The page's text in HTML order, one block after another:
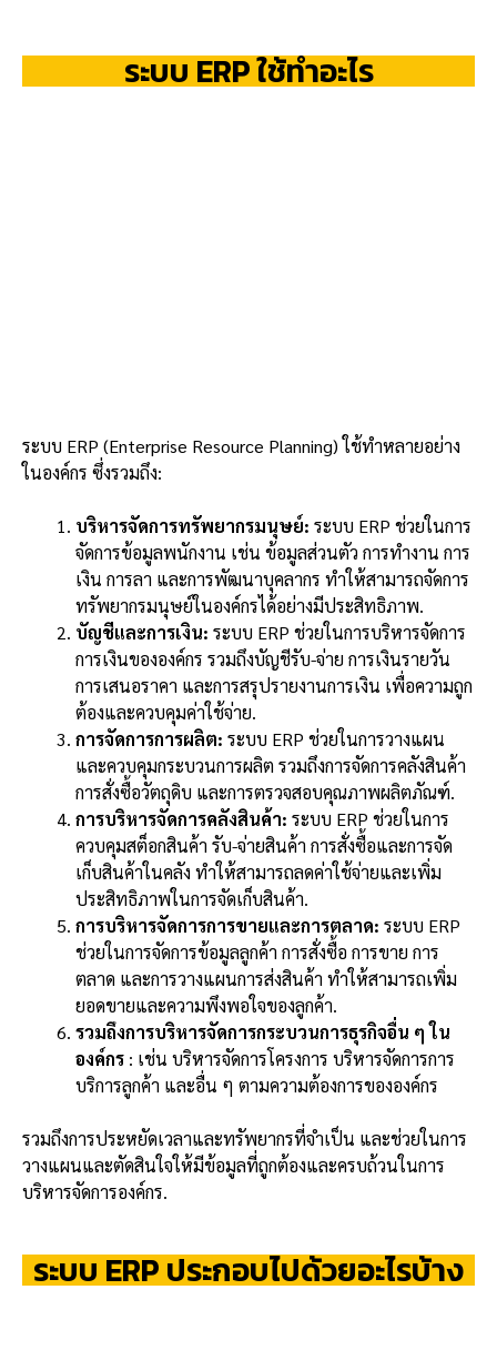
ระบบ ERP ใช้ทำอะไร
ระบบ ERP (Enterprise Resource Planning) ใช้ทำหลายอย่าง
ในองค์กร ซึ่งรวมถึง:
บริหารจัดการทรัพยากรมนุษย์: ระบบ ERP ช่วยในการ
จัดการข้อมูลพนักงาน เช่น ข้อมูลส่วนตัว การทำงาน การ
เงิน การลา และการพัฒนาบุคลากร ทำให้สามารถจัดการ
ทรัพยากรมนุษย์ในองค์กรได้อย่างมีประสิทธิภาพ.
บัญชีและการเงิน: ระบบ ERP ช่วยในการบริหารจัดการ
การเงินขององค์กร รวมถึงบัญชีรับ-จ่าย การเงินรายวัน
การเสนอราคา และการสรุปรายงานการเงิน เพื่อความถูก
ต้องและควบคุมค่าใช้จ่าย.
การจัดการการผลิต: ระบบ ERP ช่วยในการวางแผน
และควบคุมกระบวนการผลิต รวมถึงการจัดการคลังสินค้า
การสั่งซื้อวัตถุดิบ และการตรวจสอบคุณภาพผลิตภัณฑ์.
การบริหารจัดการคลังสินค้า: ระบบ ERP ช่วยในการ
ควบคุมสต็อกสินค้า รับ-จ่ายสินค้า การสั่งซื้อและการจัด
เก็บสินค้าในคลัง ทำให้สามารถลดค่าใช้จ่ายและเพิ่ม
ประสิทธิภาพในการจัดเก็บสินค้า.
การบริหารจัดการการขายและการตลาด: ระบบ ERP
ช่วยในการจัดการข้อมูลลูกค้า การสั่งซื้อ การขาย การ
ตลาด และการวางแผนการส่งสินค้า ทำให้สามารถเพิ่ม
ยอดขายและความพึงพอใจของลูกค้า.
รวมถึงการบริหารจัดการกระบวนการธุรกิจอื่น ๆ ใน
องค์กร : เช่น บริหารจัดการโครงการ บริหารจัดการการ
บริการลูกค้า และอื่น ๆ ตามความต้องการขององค์กร
รวมถึงการประหยัดเวลาและทรัพยากรที่จำเป็น และช่วยในการ
วางแผนและตัดสินใจให้มีข้อมูลที่ถูกต้องและครบถ้วนในการ
บริหารจัดการองค์กร.
ระบบ ERP ประกอบไปด้วยอะไรบ้าง